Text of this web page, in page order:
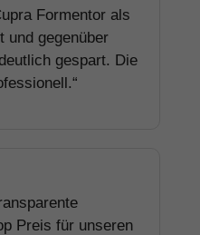
Formentor als
und gegenüber
gespart. Die
Preis für unseren